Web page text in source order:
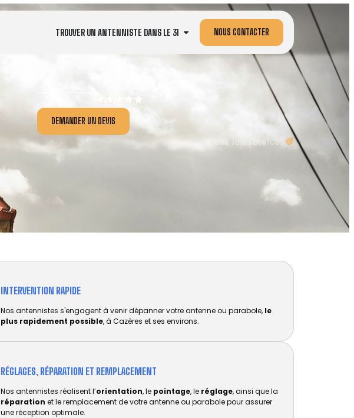
TROUVER UN ANTENNISTE DANS LE 31 NOUS CONTACTER
DEMANDER UN DEVIS
Tous les services
INTERVENTION RAPIDE
Nos antennistes s'engagent à venir dépanner votre antenne ou parabole, le
plus rapidement possible, à Cazères et ses environs.
RÉGLAGES, RÉPARATION ET REMPLACEMENT​
Nos antennistes réalisent l’orientation, le pointage, le réglage, ainsi que la
réparation et le remplacement de votre antenne ou parabole pour assurer
une réception optimale.